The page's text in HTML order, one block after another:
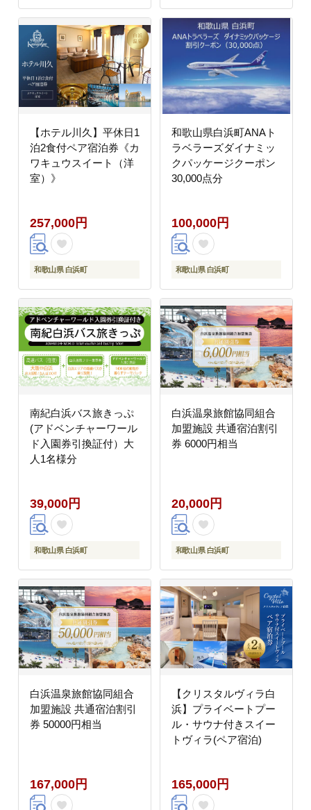
【ホテル川久】平休日1
泊2食付ペア宿泊券《カ
ワキュウスイート（洋
室）》
257,000円
和歌山県 白浜町
和歌山県白浜町ANAト
ラベラーズダイナミッ
クパッケージクーポン
30,000点分
100,000円
和歌山県 白浜町
南紀白浜バス旅きっぷ
(アドベンチャーワール
ド入園券引換証付）大
人1名様分
39,000円
和歌山県 白浜町
白浜温泉旅館協同組合
加盟施設 共通宿泊割引
券 6000円相当
20,000円
和歌山県 白浜町
白浜温泉旅館協同組合
加盟施設 共通宿泊割引
券 50000円相当
167,000円
【クリスタルヴィラ白
浜】プライベートプー
ル・サウナ付きスイー
トヴィラ(ペア宿泊)
165,000円